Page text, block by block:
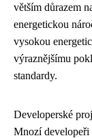
větším důrazem
energetickou
vysokou
výraznějšímu
standardy.
Developerské
Mnozí developeři